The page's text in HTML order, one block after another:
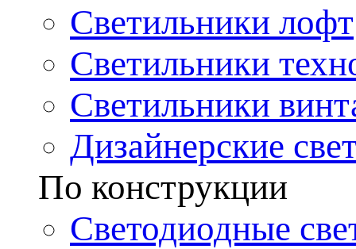
Светильники лофт
Светильники
Светильники
Дизайнерские
По конструкции
Светодиодные